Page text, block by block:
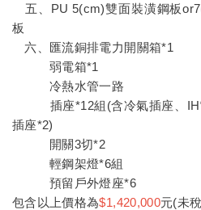
五、PU 5(cm)雙面裝潢鋼板
板
六、匯流銅排電力開關箱*1
弱電箱*1
冷熱水管一路
插座*12組(含冷氣插座、IH
插座*2)
開關3切*2
輕鋼架燈*6組
預留戶外燈座*6
包含以上價格為$1,420,000元(未